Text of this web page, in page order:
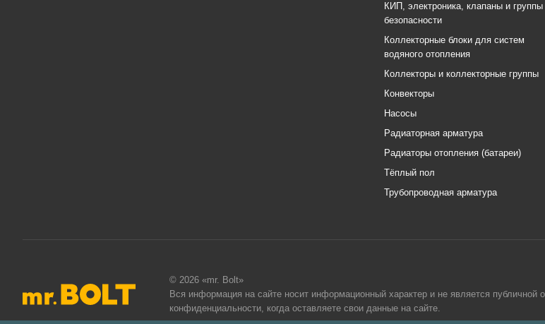
КИП, электроника, клапаны и группы
безопасности
Коллекторные блоки для систем
водяного отопления
Коллекторы и коллекторные группы
Конвекторы
Насосы
Радиаторная арматура
Радиаторы отопления (батареи)
Тёплый пол
Трубопроводная арматура
© 2026 «mr. Bolt»
Вся информация на сайте носит информационный характер и не является публичной
конфиденциальности, когда оставляете свои данные на сайте.